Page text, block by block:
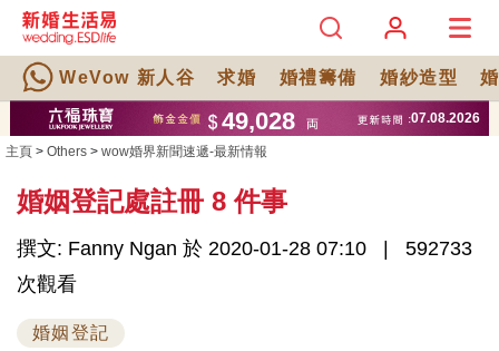
WeVow 新人谷 求婚 婚禮籌備 婚紗造型
主頁 > Others > wow婚界新聞速遞-最新情報
婚姻登記處註冊 8 件事
撰文: Fanny Ngan 於 2020-01-28 07:10
592733
次觀看
婚姻登記